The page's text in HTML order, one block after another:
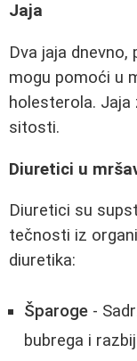
Jaja
Dva jaja
mogu pomoći u
holesterola.
sitosti.
Diuretici u
Diuretici su
tečnosti iz
diuretika:
Šparoge -
bubrega i